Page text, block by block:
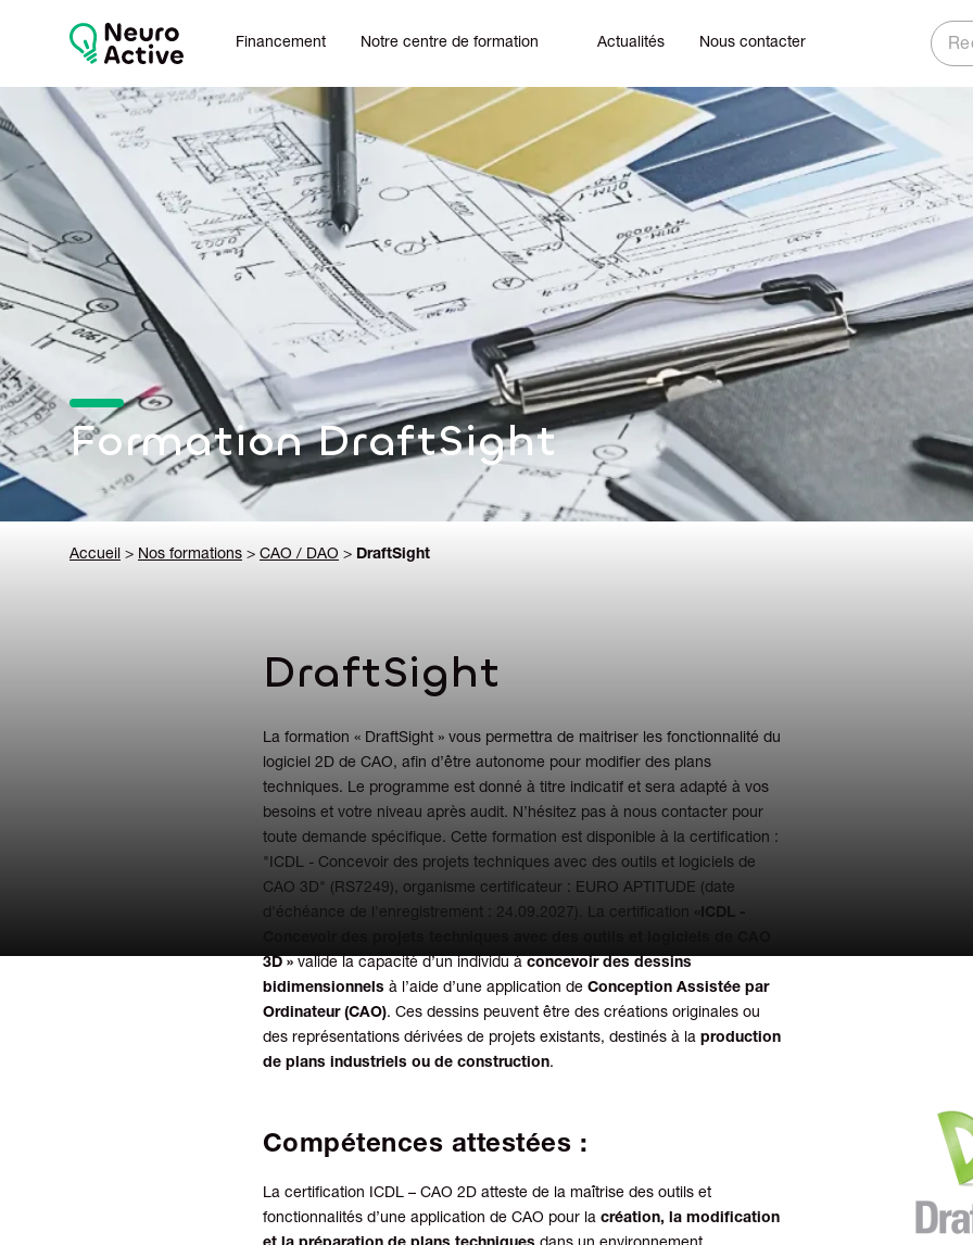
Financement Notre centre de formation Actualités Nous contacter
Formation DraftSight
Accueil > Nos formations > CAO / DAO > DraftSight
DraftSight
La formation « DraftSight » vous permettra de maitriser les fonctionnalité du
logiciel 2D de CAO, afin d’être autonome pour modifier des plans
techniques. Le programme est donné à titre indicatif et sera adapté à vos
besoins et votre niveau après audit. N’hésitez pas à nous contacter pour
toute demande spécifique. Cette formation est disponible à la certification :
"ICDL - Concevoir des projets techniques avec des outils et logiciels de
CAO 3D" (RS7249), organisme certificateur : EURO APTITUDE (date
d'échéance de l'enregistrement : 24.09.2027). La certification «ICDL -
3D » valide la capacité d’un individu à concevoir des dessins
bidimensionnels à l’aide d’une application de Conception Assistée par
Ordinateur (CAO). Ces dessins peuvent être des créations originales ou
des représentations dérivées de projets existants, destinés à la production
de plans industriels ou de construction.
Compétences attestées :
La certification ICDL – CAO 2D atteste de la maîtrise des outils et
fonctionnalités d’une application de CAO pour la création, la modification